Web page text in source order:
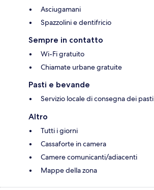
Asciugamani
Spazzolini e dentifricio
Sempre in contatto
Wi-Fi gratuito
Chiamate urbane gratuite
Pasti e bevande
Servizio locale di consegna dei pasti
Altro
Tutti i giorni
Cassaforte in camera
Camere comunicanti/adiacenti
Mappe della zona